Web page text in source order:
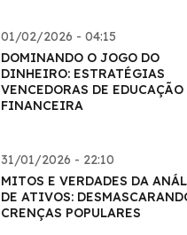
01/02/2026 - 04:15
DOMINANDO O JOGO DO
DINHEIRO: ESTRATÉGIAS
VENCEDORAS DE EDUCAÇÃO
FINANCEIRA
31/01/2026 - 22:10
MITOS E VERDADES DA
DE ATIVOS:
CRENÇAS POPULARES